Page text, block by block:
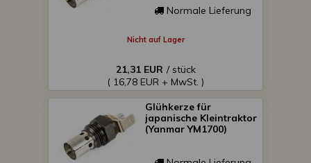
Normale Lieferung
Nicht auf Lager
21,31 EUR / stück
( 16,78 EUR + MwSt. )
Glühkerze für
japanische Kleintraktor
(Yanmar YM1700)